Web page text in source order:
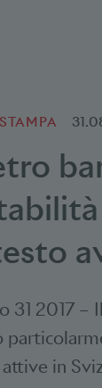
31 2017 –
in